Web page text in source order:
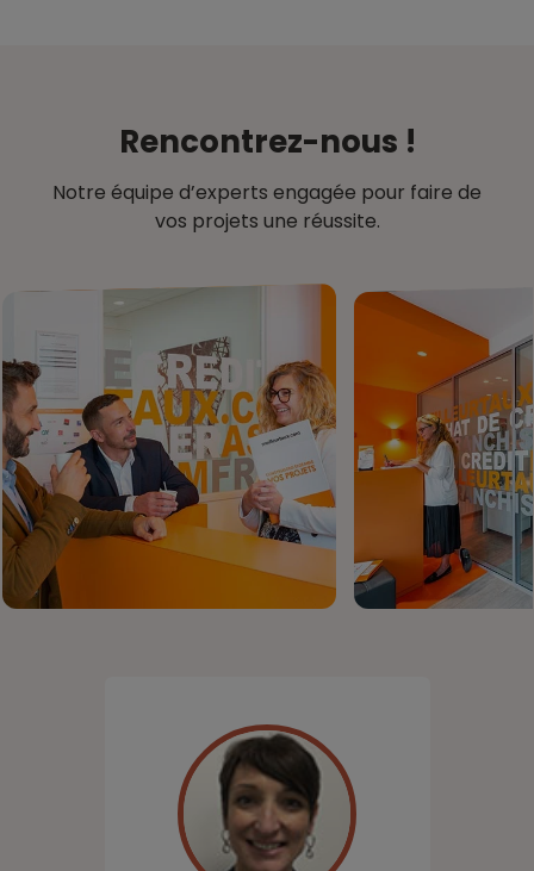
Rencontrez-nous !
Notre équipe d’experts engagée pour faire de
vos projets une réussite.